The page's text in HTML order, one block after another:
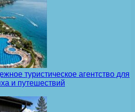
туристическое агентство для
и путешествий